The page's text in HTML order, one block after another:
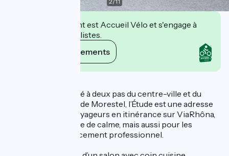
Cet établissement est Accueil Vélo et s'engage à
accueillir des cyclistes.
Voir ses engagements
Idéalement implanté à deux pas du centre-ville et du
quartier historique de Morestel, l’Étude est une adresse
parfaite pour les voyageurs en itinérance sur ViaRhôna,
les couples en quête de calme, mais aussi pour les
clientèles en déplacement professionnel.